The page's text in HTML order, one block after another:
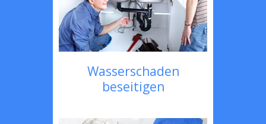
Wasserschaden
beseitigen